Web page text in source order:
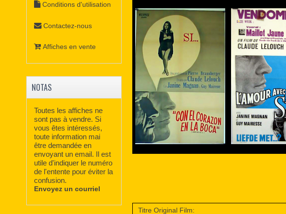
Titre Original Film:
Conditions d'utilisation
Contactez-nous
Affiches en vente
NOTAS
Toutes les affiches ne
sont pas à vendre. Si
vous êtes intéressés,
toute information mai
être demandée en
envoyant un email. Il est
utile d'indiquer le numéro
de l'entente pour éviter la
confusion.
Envoyez un courriel